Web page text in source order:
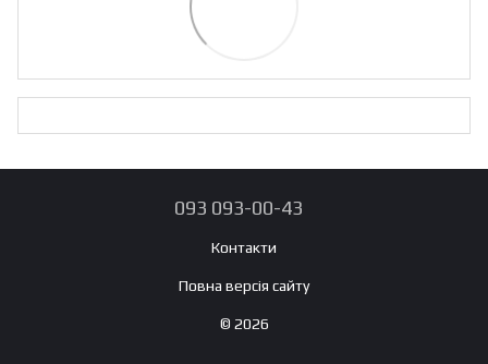
093 093-00-43
Контакти
Повна версія сайту
© 2026